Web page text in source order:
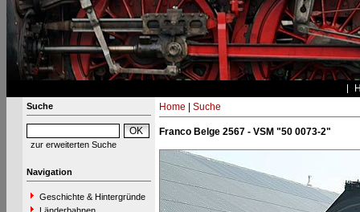
Suche
zur erweiterten Suche
Navigation
Geschichte & Hintergründe
Home Suche
Franco Belge 2567 - VSM "50 0073-2"